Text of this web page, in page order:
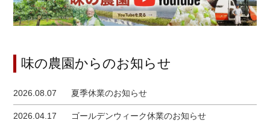
味の農園からのお知らせ
2026.08.07 夏季休業のお知らせ
2026.04.17 ゴールデンウィーク休業のお知らせ